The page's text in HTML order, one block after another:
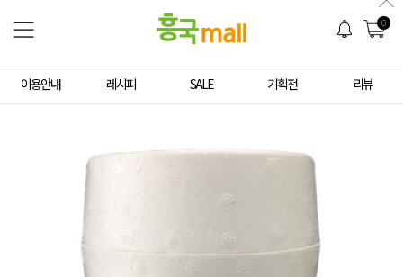
0
이용안내 레시피 SALE 기획전 리뷰